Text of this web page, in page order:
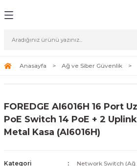
Sistemleri
Sistemleri (Network Kameraları)
ve Depolama Çözümleri
ve Bağlantı Kabloları
Kamera Lisansları
Güvenlik
Duvarı) Cihazları
Ağ Yönlendiricileri
Fi) ve Access Point Ürünleri
Antivirüs Yazılımları
ve Depolama Ürünleri
SSD
Kurtarma
Anasayfa Ağ ve Siber Güvenlik
FOREDGE AI6016H 16 Port
PoE Switch 14 PoE + 2
Metal Kasa (AI6016H)
Kategori
Network Switch (Ağ